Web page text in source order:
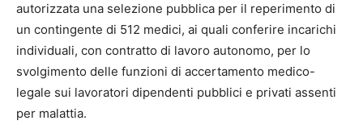
autorizzata una selezione pubblica per il reperimento di
un contingente di 512 medici, ai quali conferire incarichi
individuali, con contratto di lavoro autonomo, per lo
svolgimento delle funzioni di accertamento medico-
legale sui lavoratori dipendenti pubblici e privati assenti
per malattia.